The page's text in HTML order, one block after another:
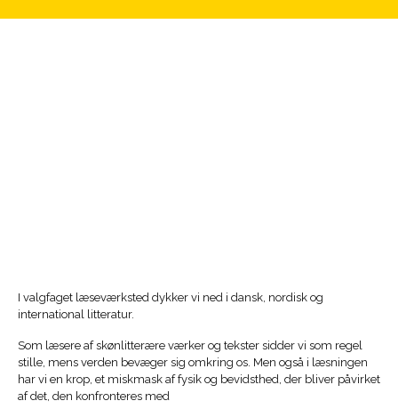
I valgfaget læseværksted dykker vi ned i dansk, nordisk og
international litteratur.
Som læsere af skønlitterære værker og tekster sidder vi som regel
stille, mens verden bevæger sig omkring os. Men også i læsningen
har vi en krop, et miskmask af fysik og bevidsthed, der bliver påvirket
af det, den konfronteres med